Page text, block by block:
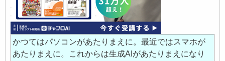
かつてはパソコンがあたりまえに。最近ではスマホが
あたりまえに。これからは生成AIがあたりまえになり